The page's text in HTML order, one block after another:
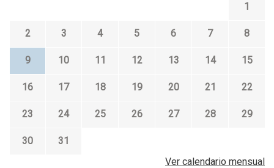
1
2 3 4 5 6 7 8
9 10 11 12 13 14 15
16 17 18 19 20 21 22
23 24 25 26 27 28 29
30
31
Ver calendario mensual